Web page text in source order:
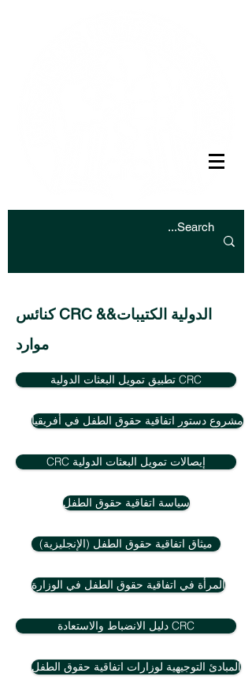
كنائس CRC الدولية الكتيبات&&
موارد
تطبيق تمويل البعثات الدولية CRC
مشروع دستور اتفاقية حقوق الطفل في أفريقيا
CRC إيصالات تمويل البعثات الدولية
سياسة اتفاقية حقوق الطفل
ميثاق اتفاقية حقوق الطفل (الإنجليزية)
المرأة في اتفاقية حقوق الطفل في الوزارة
دليل الانضباط والاستعادة CRC
المبادئ التوجيهية لوزارات اتفاقية حقوق الطفل